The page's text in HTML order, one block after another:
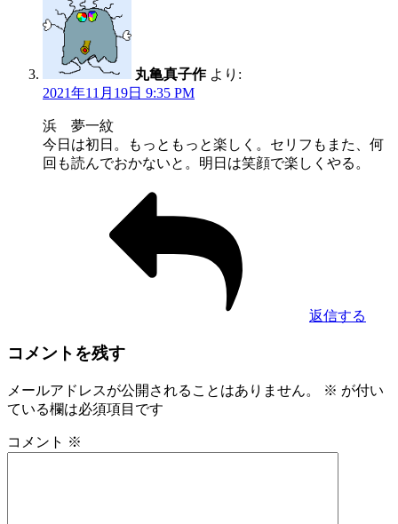
丸亀真子作 より:
2021年11月19日 9:35 PM
浜 夢一紋
今日は初日。もっともっと楽しく。セリフもまた、何
回も読んでおかないと。明日は笑顔で楽しくやる。
返信する
コメントを残す
メールアドレスが公開されることはありません。 ※ が付い
ている欄は必須項目です
コメント ※